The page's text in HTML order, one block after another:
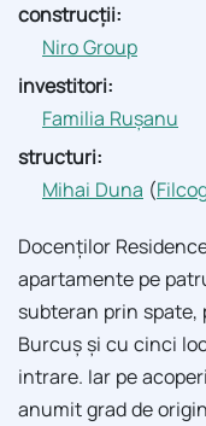
construcții:
Niro Group
investitori:
Familia Rușanu
structuri:
Mihai Duna (
Docenților
apartamente pe
subteran prin
Burcuș și cu cinci
intrare. Iar pe
anumit grad de